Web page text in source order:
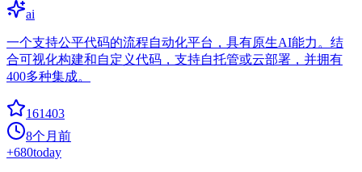
ai
一个支持公平代码的流程自动化平台，具有原生AI能力。结
合可视化构建和自定义代码，支持自托管或云部署，并拥有
400多种集成。
161403
8个月前
+680today